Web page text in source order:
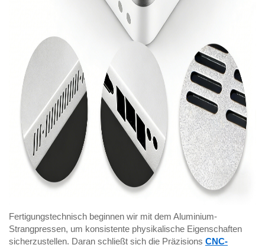
Fertigungstechnisch beginnen wir mit dem Aluminium-
Strangpressen, um konsistente physikalische Eigenschaften
sicherzustellen. Daran schließt sich die Präzisions CNC-